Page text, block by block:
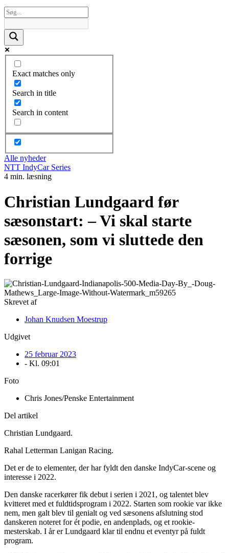
Exact matches only
Search in title
Search in content
Alle nyheder
NTT IndyCar Series
4 min. læsning
Christian Lundgaard før
sæsonstart: – Vi skal starte
sæsonen, som vi sluttede den
forrige
Skrevet af
Johan Knudsen Moestrup
Udgivet
25 februar 2023
- Kl. 09:01
Foto
Chris Jones/Penske Entertainment
Del artikel
Christian Lundgaard.
Rahal Letterman Lanigan Racing.
Det er de to elementer, der har fyldt den danske IndyCar-scene og
interesse i 2022.
Den danske racerkører fik debut i serien i 2021, og talentet blev
kvitteret med et fuldtidsprogram i 2022. Starten som rookie var ikke
nem, men galt blev til genialt og ved sæsonens afslutning stod
danskeren noteret for ét podie, en andenplads, og et rookie-
mesterskab. I år er Lundgaard klar til endnu et eventyr på fuldt
program.